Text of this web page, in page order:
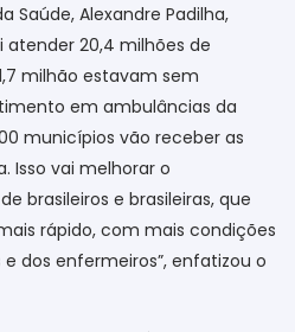
Saúde, Alexandre Padilha,
20,4 milhões de
milhão estavam sem
em ambulâncias da
municípios vão receber as
Isso vai melhorar o
brasileiros e brasileiras, que
rápido, com mais condições
dos enfermeiros”, enfatizou o